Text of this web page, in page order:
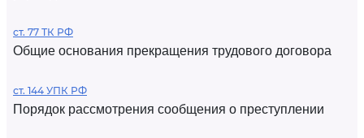
ст. 77 ТК РФ
Общие основания прекращения трудового договора
ст. 144 УПК РФ
Порядок рассмотрения сообщения о преступлении